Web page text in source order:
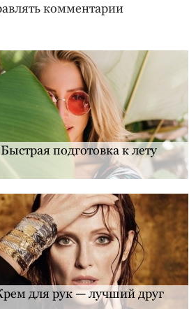
комментарии
Быстрая подготовка к лету
для рук — лучший друг